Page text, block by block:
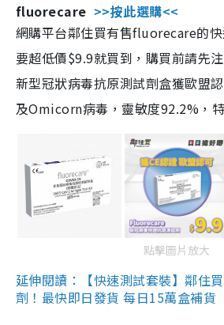
fluorecare >>按此選購<<
網購平台鄰住買有售fluorecare的
要超低價$9.9就買到，購買前請先
新型冠狀病毒抗原測試劑盒獲歐盟
及Omicorn病毒，靈敏度92.2%，
點擊圖片放大
延伸閱讀：【快速測試套裝】鄰住
劑！最快即日發貨 每日15萬盒補貨